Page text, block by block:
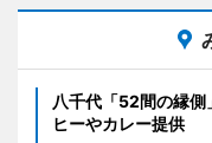
八千代「52間の縁
ヒーやカレー提供